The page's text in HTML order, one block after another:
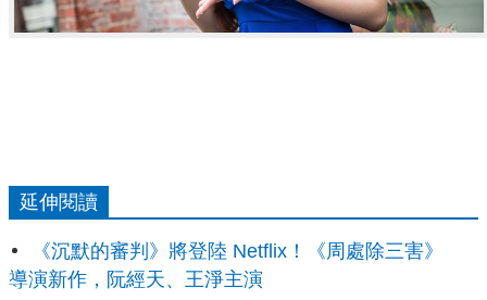
延伸閱讀
《沉默的審判》將登陸 Netflix！《周處除三害》
導演新作，阮經天、王淨主演